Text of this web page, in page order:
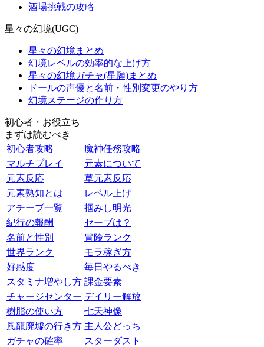
酒場挑戦の攻略
星々の幻境(UGC)
星々の幻境まとめ
幻境レベルの効率的な上げ方
星々の幻境ガチャ(星願)まとめ
ドールの声優と名前・性別変更のやり方
幻境ステージの作り方
初心者・お役立ち
まずは読むべき
初心者攻略
魔神任務攻略
マルチプレイ
元素について
元素反応
草元素反応
元素熟知とは
レベル上げ
アチーブ一覧
掴みし明光
紀行の報酬
セーブは？
名前と性別
冒険ランク
世界ランク
モラ稼ぎ方
好感度
毎日やるべき
スタミナ増やし方 課金要素
チャージセンター デイリー解放
樹脂の使い方
七天神像
風龍廃墟の行き方 主人公どっち
ガチャの確率
スターダスト